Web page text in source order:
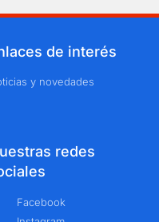
de interés
y novedades
redes
Facebook